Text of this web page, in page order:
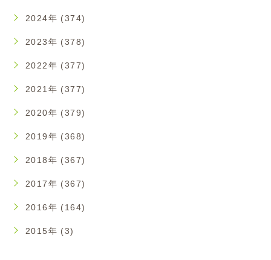
2024年 (374)
2023年 (378)
2022年 (377)
2021年 (377)
2020年 (379)
2019年 (368)
2018年 (367)
2017年 (367)
2016年 (164)
2015年 (3)